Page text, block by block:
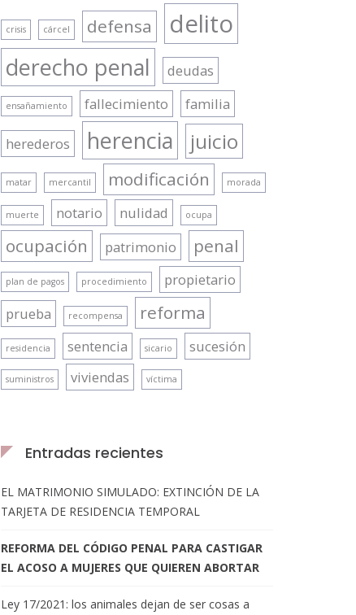
crisis cárcel defensa delito
derecho penal deudas
ensañamiento fallecimiento familia
herederos herencia juicio
matar mercantil modificación morada
muerte notario nulidad ocupa
ocupación patrimonio penal
plan de pagos procedimiento
propietario
prueba
recompensa reforma
residencia sentencia sicario sucesión
suministros viviendas víctima
Entradas recientes
EL MATRIMONIO SIMULADO: EXTINCIÓN DE LA
TARJETA DE RESIDENCIA TEMPORAL
REFORMA DEL CÓDIGO PENAL PARA CASTIGAR
EL ACOSO A MUJERES QUE QUIEREN ABORTAR
Ley 17/2021: los animales dejan de ser cosas a